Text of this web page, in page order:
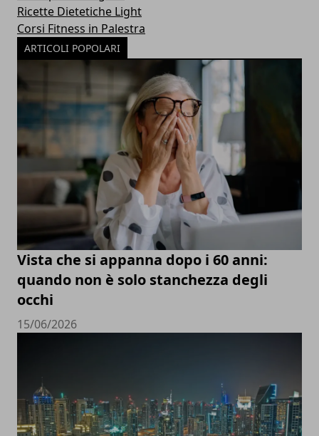
Ricette Dietetiche Light
Corsi Fitness in Palestra
ARTICOLI POPOLARI
Vista che si appanna dopo i 60 anni:
quando non è solo stanchezza degli
occhi
15/06/2026